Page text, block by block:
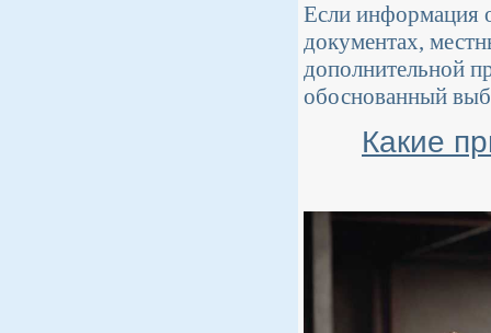
Если информация
документах,
дополнительной
обоснованный
Какие